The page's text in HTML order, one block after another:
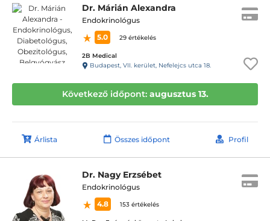
Dr. Márián Alexandra
Endokrinológus
5.0
29 értékelés
2B Medical
Budapest, VII. kerület, Nefelejcs utca 18.
Következő időpont: augusztus 13.
Árlista Összes időpont Profil
Dr. Nagy Erzsébet
Endokrinológus
4.8
153 értékelés